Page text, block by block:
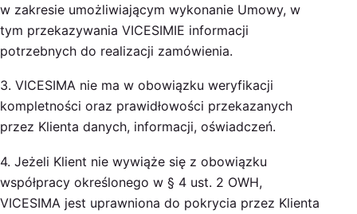
w zakresie umożliwiającym wykonanie Umowy, w
tym przekazywania VICESIMIE informacji
potrzebnych do realizacji zamówienia.
3. VICESIMA nie ma w obowiązku weryfikacji
kompletności oraz prawidłowości przekazanych
przez Klienta danych, informacji, oświadczeń.
4. Jeżeli Klient nie wywiąże się z obowiązku
współpracy określonego w § 4 ust. 2 OWH,
VICESIMA jest uprawniona do pokrycia przez Klienta